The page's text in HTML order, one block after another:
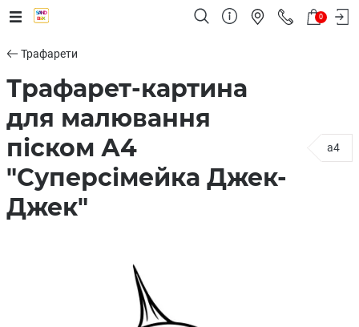
0
Трафарети
Трафарет-картина
для малювання
піском А4
"Суперсімейка Джек-
Джек"
a4